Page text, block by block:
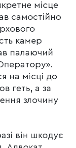
місце
самостійно
камер
палаючий
на місці до
геть, а за
злочину
він шкодує